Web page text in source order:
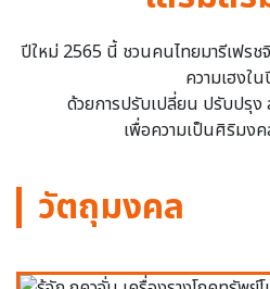
ปีใหม่ 2565 นี้ ชวนคนไทยมารีเฟร
ความเฮงใ
ด้วยการปรับเปลี่ยน ปรับปรุง
เพื่อความเป็นศิริมง
วัตถุมงคล